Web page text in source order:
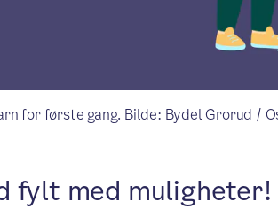
for første gang. Bilde: Bydel Grorud /
fylt med muligheter!